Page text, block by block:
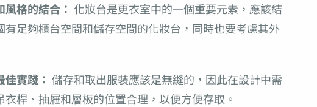
格的結合： 化妝台是更衣室中的一個重要元素，應該結
足夠櫃台空間和儲存空間的化妝台，同時也要考慮其外
實踐： 儲存和取出服裝應該是無縫的，因此在設計中需
桿、抽屜和層板的位置合理，以便方便存取。